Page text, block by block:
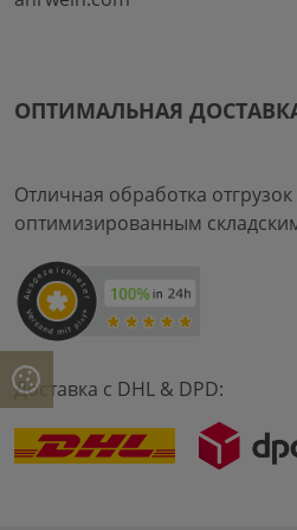
ОПТИМАЛЬНАЯ
Отличная обработка
оптимизированным
Доставка с DHL & DPD: